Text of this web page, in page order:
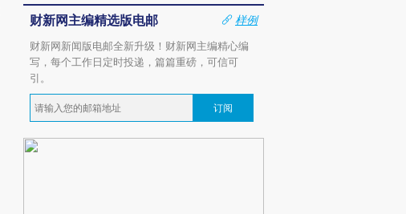
财新网主编精选版电邮
样例
财新网新闻版电邮全新升级！财新网主编精心编
写，每个工作日定时投递，篇篇重磅，可信可
引。
订阅